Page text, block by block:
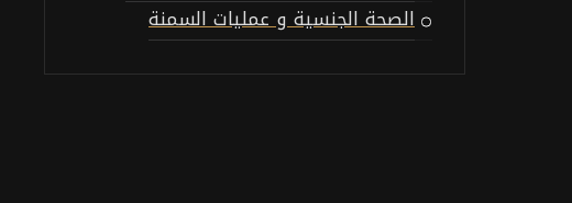
الصحة الجنسية و عمليات السمنة